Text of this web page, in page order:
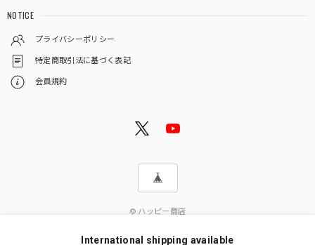
NOTICE
プライバシーポリシー
特定商取引法に基づく表記
会員規約
© ハッピー商店
International shipping available